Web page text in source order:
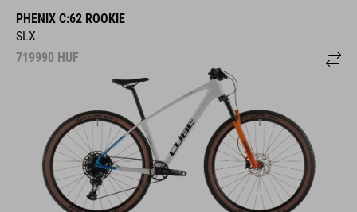
PHENIX C:62 ROOKIE
SLX
719990 HUF